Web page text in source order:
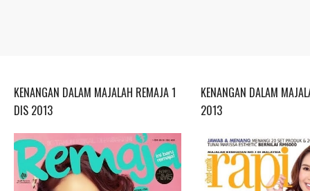
KENANGAN DALAM MAJALAH REMAJA 1
DIS 2013
KENANGAN DALAM
2013